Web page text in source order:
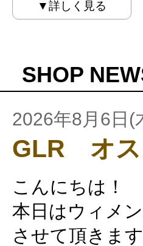
▼詳しく見る
SHOP
2026年8月6日(
GLR オス
こんにちは！
本日はウィメ
させて頂きます